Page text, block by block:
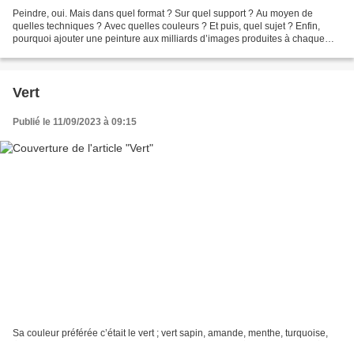
Peindre, oui. Mais dans quel format ? Sur quel support ? Au moyen de
quelles techniques ? Avec quelles couleurs ? Et puis, quel sujet ? Enfin,
pourquoi ajouter une peinture aux milliards d’images produites à chaque
Vert
Publié le 11/09/2023 à 09:15
Sa couleur préférée c’était le vert ; vert sapin, amande, menthe, turquoise,